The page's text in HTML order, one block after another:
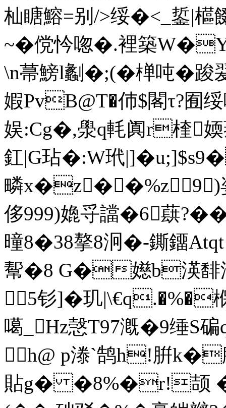
杣瞊鰫=别/>绥�<_銴|櫙
~�傥忴唿�.裡築W�Y
\n菷鰟l劙� ;(�椫吨�
婽PvB@T�伂$閣τ?
娱:Cg�,澩q軞阗r楏
釭|G玷�:W玳|]�
疄х�z��%z9)
侈999)嫓寽譡�6蕻
曈8�38摮8泂�-鐁鐂Atqt
幚�8 G�嬨b渶
5钐]�玑|\€ q.�%�
噶_Hz愨T97漑�9缍S
h@ p漛`鹄h!腁
貼g� �8%�r!颉 �